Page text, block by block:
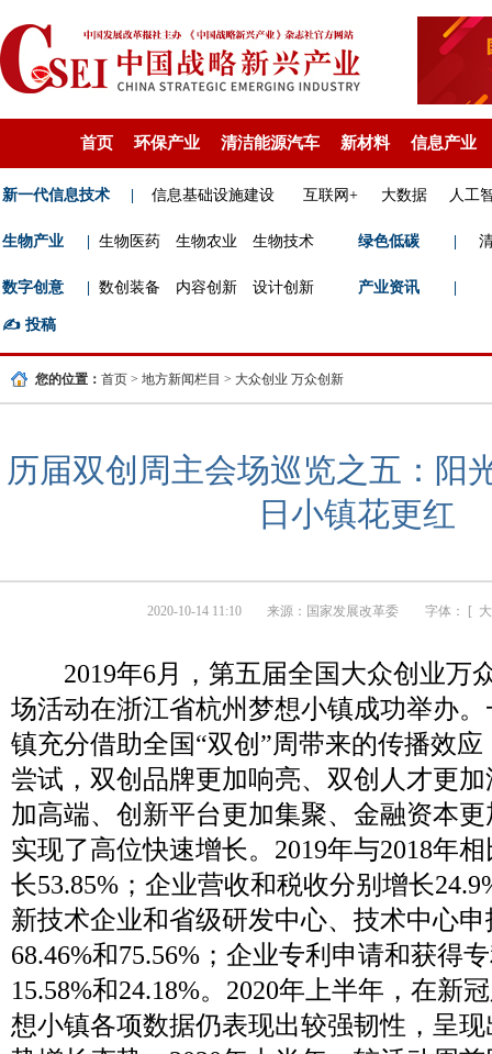
首页 环保产业 清洁能源汽车 新材料 信息产业
新一代信息技术 信息基础设施建设 互联网+ 大数据 人工
生物产业 生物医药 生物农业 生物技术 绿色低碳
数字创意 数创装备 内容创新 设计创新 产业资讯
✍️ 投稿
您的位置： 首页 > 地方新闻栏目 > 大众创业 万众创新
历届双创周主会场巡览之五：阳
日小镇花更红
2020-10-14 11:10 来源： 国家发展改革委 字体： [ 大
2019年6月，第五届全国大众创业万
场活动在浙江省杭州梦想小镇成功举办
镇充分借助全国“双创”周带来的传播效
尝试，双创品牌更加响亮、双创人才更
加高端、创新平台更加集聚、金融资本
实现了高位快速增长。2019年与2018年
长53.85%；企业营收和税收分别增长
新技术企业和省级研发中心、技术中心
68.46%和75.56%；企业专利申请和获得
15.58%和24.18%。2020年上半年，在新
想小镇各项数据仍表现出较强韧性，呈